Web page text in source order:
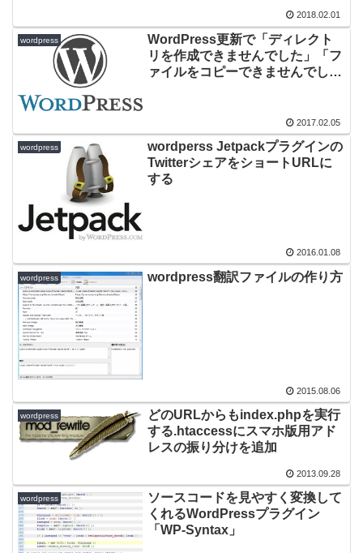
2018.02.01
wordpress
WordPress更新で「ディレクト
リを作成できませんでした」「フ
ァイルをコピーできませんでし
2017.02.05
wordpress
wordperss Jetpackプラグインの
TwitterシェアをショートURLに
する
2016.01.08
wordpress wordpress翻訳ファイルの作り方
2015.08.06
wordpress
どのURLからもindex.phpを実行
する.htaccessにスマホ版用アド
レスの振り分けを追加
2013.09.28
wordpress
ソースコードを見やすく変換して
くれるWordPressプラグイン
「WP-Syntax」